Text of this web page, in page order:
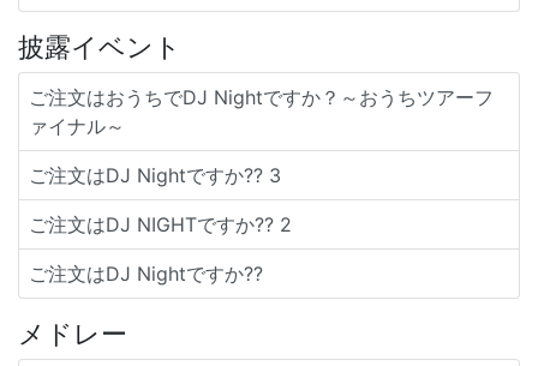
披露イベント
ご注文はおうちでDJ Nightですか？～おうちツアーフ
ァイナル～
ご注文はDJ Nightですか?? 3
ご注文はDJ NIGHTですか?? 2
ご注文はDJ Nightですか??
メドレー